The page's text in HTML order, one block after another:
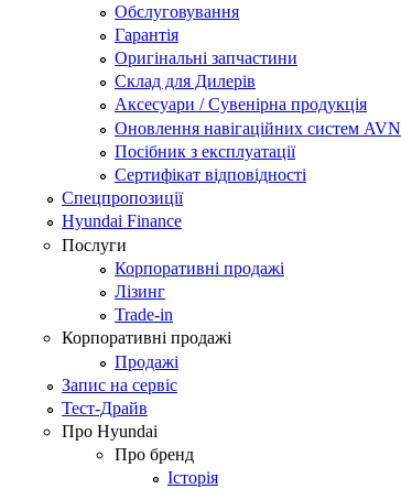
Обслуговування
Гарантія
Оригінальні запчастини
Склад для Дилерів
Аксесуари / Сувенірна продукція
Оновлення навігаційних систем AVN
Посібник з експлуатації
Сертифікат відповідності
Спецпропозиції
Hyundai Finance
Послуги
Корпоративні продажі
Лізинг
Trade-in
Корпоративні продажі
Продажі
Запис на сервіс
Тест-Драйв
Про Hyundai
Про бренд
Історія